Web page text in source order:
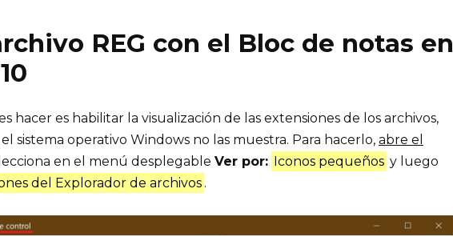
REG con el Bloc de notas en
hacer es habilitar la visualización de las extensiones de los archivos,
sistema operativo Windows no las muestra. Para hacerlo, abre el
en el menú desplegable Ver por: Iconos pequeños y luego
del Explorador de archivos .